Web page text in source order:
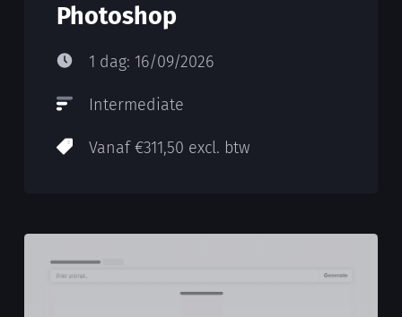
Photoshop
1 dag: 16/09/2026
Intermediate
Vanaf €311,50 excl. btw